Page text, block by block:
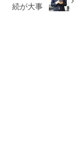
続が大事